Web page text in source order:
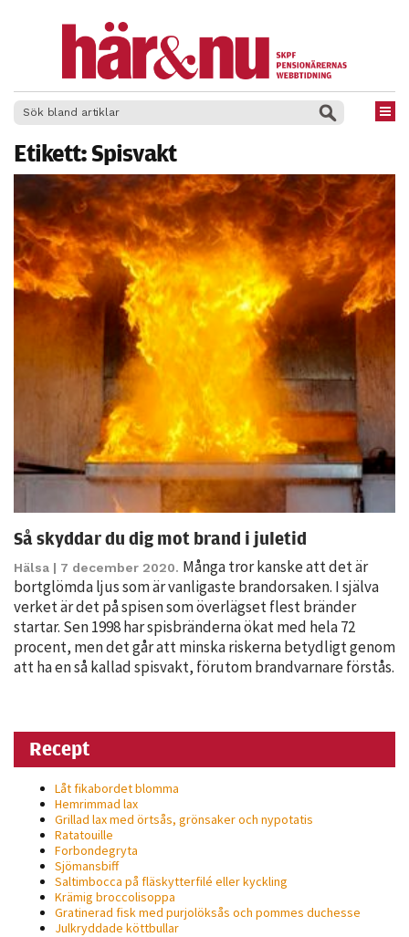
Etikett:Spisvakt
Så skyddar du dig mot brand i juletid
Hälsa | 7 december 2020. Många tror kanske att det är
bortglömda ljus som är vanligaste brandorsaken. I själva
verket är det på spisen som överlägset flest bränder
startar. Sen 1998 har spisbränderna ökat med hela 72
procent, men det går att minska riskerna betydligt genom
att ha en så kallad spisvakt, förutom brandvarnare förstås.
Recept
Låt fikabordet blomma
Hemrimmad lax
Grillad lax med örtsås, grönsaker och nypotatis
Ratatouille
Forbondegryta
Sjömansbiff
Saltimbocca på fläsk­ytterfilé eller kyckling
Krämig broccolisoppa
Gratinerad fisk med purjolöksås och pommes duchesse
Julkryddade köttbullar
Nödvändiga
Dessa kakor
går inte att
välja bort. De
över huvud
fungera.
kunna
förbättra
hemsidans